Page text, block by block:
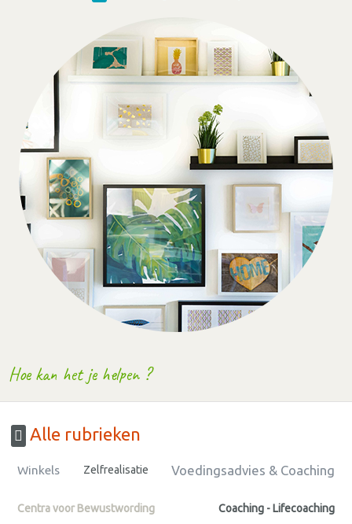
Hoe kan het je helpen ?
Alle rubrieken
Winkels Zelfrealisatie Voedingsadvies & Coaching
Centra voor Bewustwording Coaching - Lifecoaching